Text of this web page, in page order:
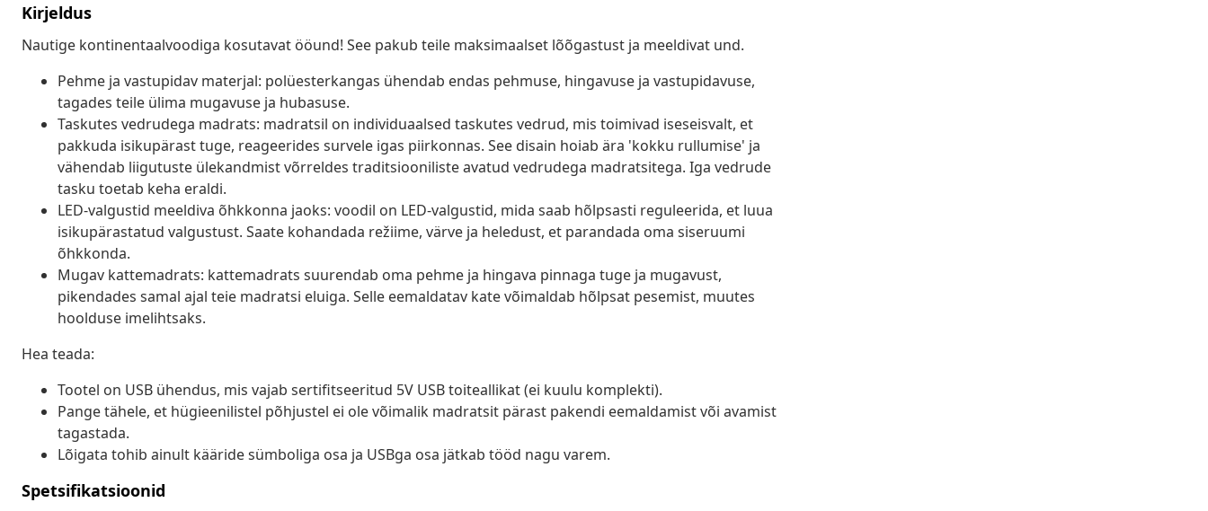
Kirjeldus
Nautige kontinentaalvoodiga kosutavat ööund! See pakub teile maksimaalset lõõgastust ja meeldivat und.
Pehme ja vastupidav materjal: polüesterkangas ühendab endas pehmuse, hingavuse ja vastupidavuse,
tagades teile ülima mugavuse ja hubasuse.
Taskutes vedrudega madrats: madratsil on individuaalsed taskutes vedrud, mis toimivad iseseisvalt, et
pakkuda isikupärast tuge, reageerides survele igas piirkonnas. See disain hoiab ära 'kokku rullumise' ja
vähendab liigutuste ülekandmist võrreldes traditsiooniliste avatud vedrudega madratsitega. Iga vedrude
tasku toetab keha eraldi.
LED-valgustid meeldiva õhkkonna jaoks: voodil on LED-valgustid, mida saab hõlpsasti reguleerida, et luua
isikupärastatud valgustust. Saate kohandada režiime, värve ja heledust, et parandada oma siseruumi
õhkkonda.
Mugav kattemadrats: kattemadrats suurendab oma pehme ja hingava pinnaga tuge ja mugavust,
pikendades samal ajal teie madratsi eluiga. Selle eemaldatav kate võimaldab hõlpsat pesemist, muutes
hoolduse imelihtsaks.
Hea teada:
Tootel on USB ühendus, mis vajab sertifitseeritud 5V USB toiteallikat (ei kuulu komplekti).
Pange tähele, et hügieenilistel põhjustel ei ole võimalik madratsit pärast pakendi eemaldamist või avamist
tagastada.
Lõigata tohib ainult kääride sümboliga osa ja USBga osa jätkab tööd nagu varem.
Spetsifikatsioonid